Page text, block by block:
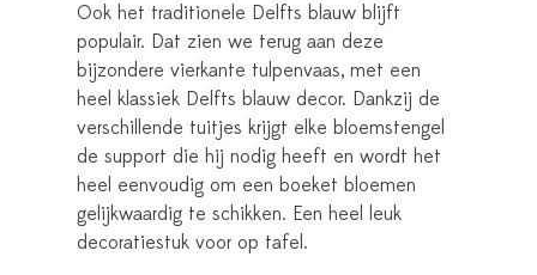
Ook het traditionele Delfts blauw blijft
populair. Dat zien we terug aan deze
bijzondere vierkante tulpenvaas, met een
heel klassiek Delfts blauw decor. Dankzij de
verschillende tuitjes krijgt elke bloemstengel
de support die hij nodig heeft en wordt het
heel eenvoudig om een boeket bloemen
gelijkwaardig te schikken. Een heel leuk
decoratiestuk voor op tafel.